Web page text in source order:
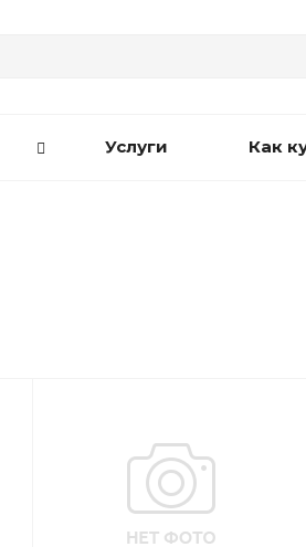
Услуги Как